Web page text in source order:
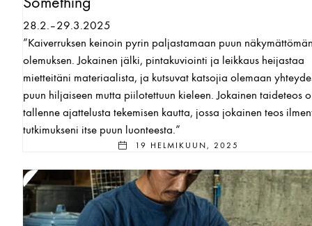
28.2.–29.3.2025
”Kaiverruksen keinoin pyrin paljastamaan puun
olemuksen. Jokainen jälki, pintakuviointi ja leikkaus heijastaa
mietteitäni materiaalista, ja kutsuvat katsojia olemaan
puun hiljaiseen mutta piilotettuun kieleen. Jokainen taideteos
tallenne ajattelusta tekemisen kautta, jossa jokainen teos
tutkimukseni itse puun luonteesta.”
19 HELMIKUUN, 2025